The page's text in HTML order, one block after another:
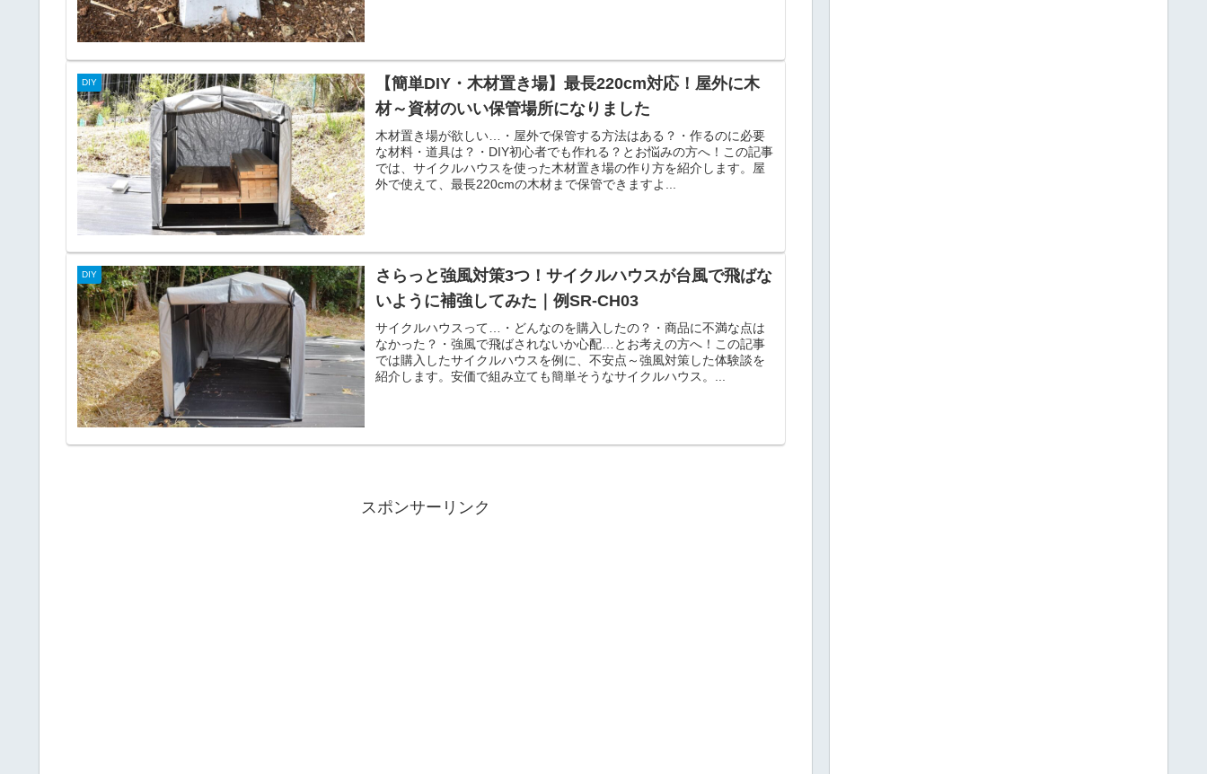
DIY
【簡単DIY・木材置き場】最長220cm対応！屋外に木
材～資材のいい保管場所になりました
木材置き場が欲しい…・屋外で保管する方法はある？・作るのに必要
な材料・道具は？・DIY初心者でも作れる？とお悩みの方へ！この記事
では、サイクルハウスを使った木材置き場の作り方を紹介します。屋
外で使えて、最長220cmの木材まで保管できますよ...
DIY
さらっと強風対策3つ！サイクルハウスが台風で飛ばな
いように補強してみた｜例SR-CH03
サイクルハウスって…・どんなのを購入したの？・商品に不満な点は
なかった？・強風で飛ばされないか心配…とお考えの方へ！この記事
では購入したサイクルハウスを例に、不安点～強風対策した体験談を
紹介します。安価で組み立ても簡単そうなサイクルハウス。...
スポンサーリンク